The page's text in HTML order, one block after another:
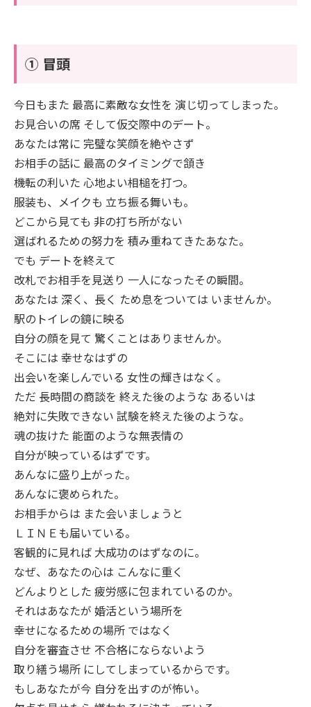
① 冒頭
今日もまた 最高に素敵な女性を 演じ切ってしまった。
お見合いの席 そして仮交際中のデート。
あなたは常に 完璧な笑顔を絶やさず
お相手の話に 最高のタイミングで頷き
機転の利いた 心地よい相槌を打つ。
服装も、メイクも 立ち振る舞いも。
どこから見ても 非の打ち所がない
選ばれるための努力を 積み重ねてきたあなた。
でも デートを終えて
改札でお相手を見送り 一人になったその瞬間。
あなたは 深く、長く ため息をついては いませんか。
駅のトイレの鏡に映る
自分の顔を見て 驚くことはありませんか。
そこには 幸せなはずの
出会いを楽しんでいる 女性の輝きはなく。
ただ 長時間の商談を 終えた後のような あるいは
絶対に失敗できない 試験を終えた後のような。
魂の抜けた 能面のような無表情の
自分が映っているはずです。
あんなに盛り上がった。
あんなに褒められた。
お相手からは また会いましょうと
ＬＩＮＥも届いている。
客観的に見れば 大成功のはずなのに。
なぜ、あなたの心は こんなに重く
どんよりとした 疲労感に包まれているのか。
それはあなたが 婚活という場所を
幸せになるための場所 ではなく
自分を審査させ 不合格にならないよう
取り繕う場所 にしてしまっているからです。
もしあなたが今 自分を出すのが怖い。